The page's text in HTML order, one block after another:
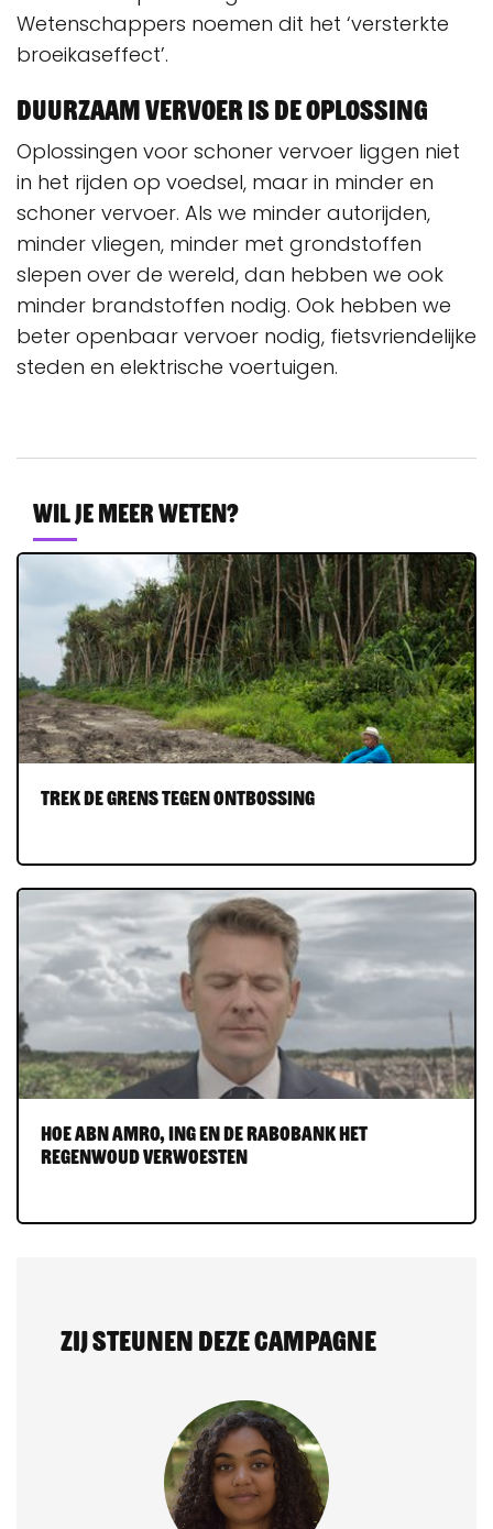
Wetenschappers noemen dit het ‘versterkte
broeikaseffect’.
Duurzaam vervoer is de oplossing
Oplossingen voor schoner vervoer liggen niet
in het rijden op voedsel, maar in minder en
schoner vervoer. Als we minder autorijden,
minder vliegen, minder met grondstoffen
slepen over de wereld, dan hebben we ook
minder brandstoffen nodig. Ook hebben we
beter openbaar vervoer nodig, fietsvriendelijke
steden en elektrische voertuigen.
Wil je meer weten?
Trek de grens tegen ontbossing
Hoe ABN AMRO, ING en de Rabobank het
regenwoud verwoesten
Zij steunen deze campagne